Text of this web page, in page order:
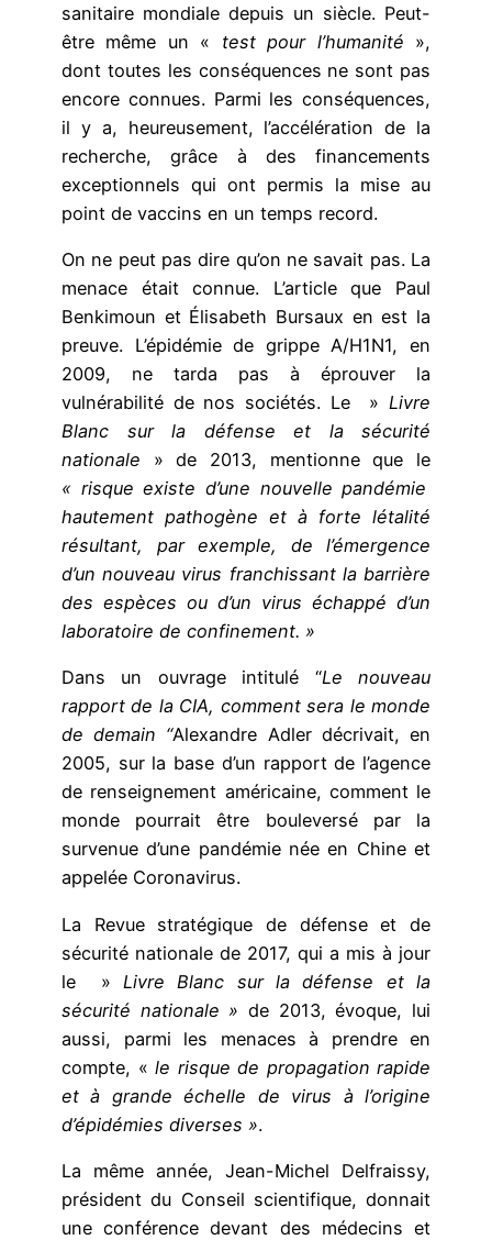
sanitaire mondiale depuis un siècle. Peut-
être même un « test pour l’humanité »,
dont toutes les conséquences ne sont pas
encore connues. Parmi les conséquences,
il y a, heureusement, l’accélération de la
recherche, grâce à des financements
exceptionnels qui ont permis la mise au
point de vaccins en un temps record.
On ne peut pas dire qu’on ne savait pas. La
menace était connue. L’article que Paul
Benkimoun et Élisabeth Bursaux en est la
preuve. L’épidémie de grippe A/H1N1, en
2009, ne tarda pas à éprouver la
vulnérabilité de nos sociétés. Le » Livre
Blanc sur la défense et la sécurité
nationale » de 2013, mentionne que le
« risque existe d’une nouvelle pandémie
hautement pathogène et à forte létalité
résultant, par exemple, de l’émergence
d’un nouveau virus franchissant la barrière
des espèces ou d’un virus échappé d’un
laboratoire de confinement. »
Dans un ouvrage intitulé “Le nouveau
rapport de la CIA, comment sera le monde
de demain “Alexandre Adler décrivait, en
2005, sur la base d’un rapport de l’agence
de renseignement américaine, comment le
monde pourrait être bouleversé par la
survenue d’une pandémie née en Chine et
appelée Coronavirus.
La Revue stratégique de défense et de
sécurité nationale de 2017, qui a mis à jour
le » Livre Blanc sur la défense et la
sécurité nationale » de 2013, évoque, lui
aussi, parmi les menaces à prendre en
compte, « le risque de propagation rapide
et à grande échelle de virus à l’origine
d’épidémies diverses ».
La même année, Jean-Michel Delfraissy,
président du Conseil scientifique, donnait
une conférence devant des médecins et